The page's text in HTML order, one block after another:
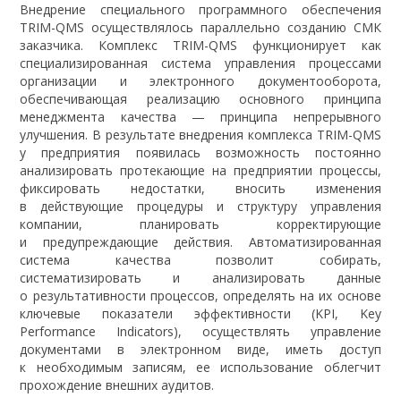
Внедрение специального программного обеспечения
TRIM-QMS осуществлялось параллельно созданию СМК
заказчика. Комплекс TRIM-QMS функционирует как
специализированная система управления процессами
организации и электронного документооборота,
обеспечивающая реализацию основного принципа
менеджмента качества — принципа непрерывного
улучшения. В результате внедрения комплекса TRIM-QMS
у предприятия появилась возможность постоянно
анализировать протекающие на предприятии процессы,
фиксировать недостатки, вносить изменения
в действующие процедуры и структуру управления
компании, планировать корректирующие
и предупреждающие действия. Автоматизированная
система качества позволит собирать,
систематизировать и анализировать данные
о результативности процессов, определять на их основе
ключевые показатели эффективности (KPI, Key
Performance Indicators), осуществлять управление
документами в электронном виде, иметь доступ
к необходимым записям, ее использование облегчит
прохождение внешних аудитов.